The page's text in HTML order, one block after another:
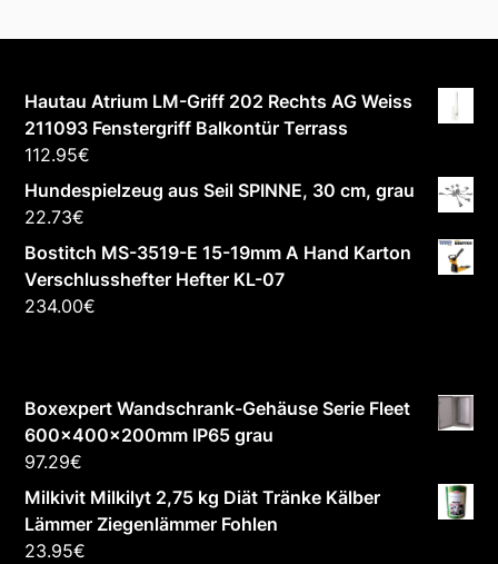
Hautau Atrium LM-Griff 202 Rechts AG Weiss
211093 Fenstergriff Balkontür Terrass
112.95€
Hundespielzeug aus Seil SPINNE, 30 cm, grau
22.73€
Bostitch MS-3519-E 15-19mm A Hand Karton
Verschlusshefter Hefter KL-07
234.00€
Boxexpert Wandschrank-Gehäuse Serie Fleet
600x400x200mm IP65 grau
97.29€
Milkivit Milkilyt 2,75 kg Diät Tränke Kälber
Lämmer Ziegenlämmer Fohlen
23.95€